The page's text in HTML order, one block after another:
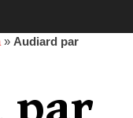
» Audiard par